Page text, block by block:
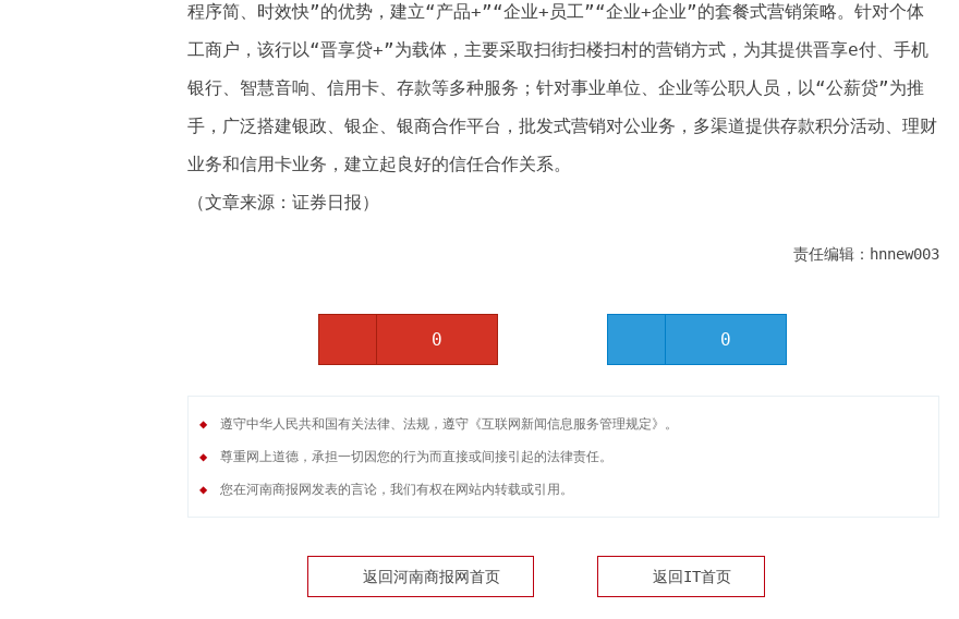
程序简、时效快”的优势，建立“产品+”“企业+员工”“企业+企业”的套餐式营销策略。针对个体
工商户，该行以“晋享贷+”为载体，主要采取扫街扫楼扫村的营销方式，为其提供晋享e付、手机
银行、智慧音响、信用卡、存款等多种服务；针对事业单位、企业等公职人员，以“公薪贷”为推
手，广泛搭建银政、银企、银商合作平台，批发式营销对公业务，多渠道提供存款积分活动、理财
业务和信用卡业务，建立起良好的信任合作关系。
（文章来源：证券日报）
责任编辑：hnnew003
0 0
◆ 遵守中华人民共和国有关法律、法规，遵守《互联网新闻信息服务管理规定》。
◆ 尊重网上道德，承担一切因您的行为而直接或间接引起的法律责任。
◆ 您在河南商报网发表的言论，我们有权在网站内转载或引用。
返回河南商报网首页 返回IT首页